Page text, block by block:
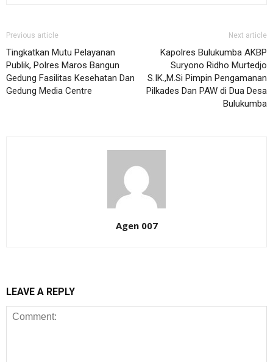
Previous article
Tingkatkan Mutu Pelayanan
Publik, Polres Maros Bangun
Gedung Fasilitas Kesehatan Dan
Gedung Media Centre
Next article
Kapolres Bulukumba AKBP
Suryono Ridho Murtedjo
S.IK.,M.Si Pimpin Pengamanan
Pilkades Dan PAW di Dua Desa
Bulukumba
Agen 007
LEAVE A REPLY